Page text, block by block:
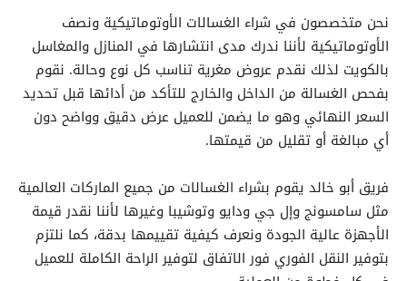
نحن متخصصون في شراء الغسالات الأوتوماتيكية ونصف
الأوتوماتيكية لأننا ندرك مدى انتشارها في المنازل والمغاسل
بالكويت لذلك نقدم عروض مغرية تناسب كل نوع وحالة. نقوم
بفحص الغسالة من الداخل والخارج للتأكد من أدائها قبل تحديد
السعر النهائي وهو ما يضمن للعميل عرض دقيق وواضح دون
أي مبالغة أو تقليل من قيمتها.
فريق أبو خالد يقوم بشراء الغسالات من جميع الماركات العالمية
مثل سامسونج وإل جي ودايو وتوشيبا وغيرها لأننا نقدر قيمة
الأجهزة عالية الجودة ونعرف كيفية تقييمها بدقة، كما نلتزم
بتوفير النقل الفوري فور الاتفاق لتوفير الراحة الكاملة للعميل